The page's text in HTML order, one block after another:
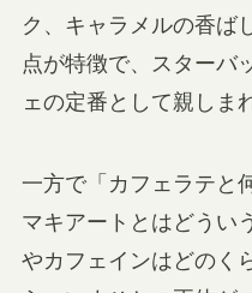
ク、キャラメルの香ば
点が特徴で、スターバ
ェの定番として親しま
一方で「カフェラテと
マキアートとはどうい
やカフェインはどのく